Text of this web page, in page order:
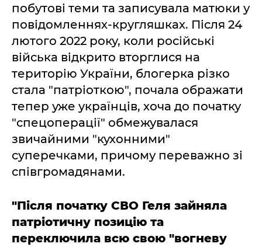
побутові теми та записувала матюки у
повідомленнях-кругляшках. Після 24
лютого 2022 року, коли російські
війська відкрито вторглися на
територію України, блогерка різко
стала "патріоткою", почала ображати
тепер уже українців, хоча до початку
"спецоперації" обмежувалася
звичайними "кухонними"
суперечками, причому переважно зі
співгромадянами.
"Після початку СВО Геля зайняла
патріотичну позицію та
переключила всю свою "вогневу